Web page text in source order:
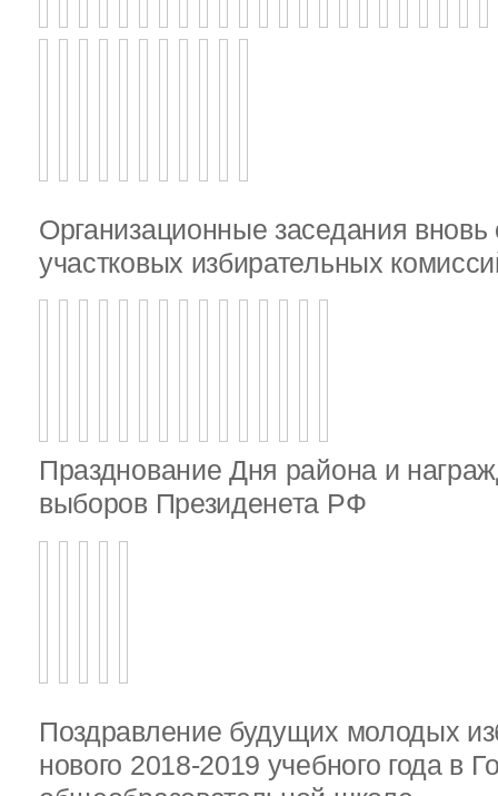
Организационные заседания
участковых избирательных
Празднование Дня района и
выборов Президенета РФ
Поздравление будущих молодых
нового 2018-2019 учебного года в